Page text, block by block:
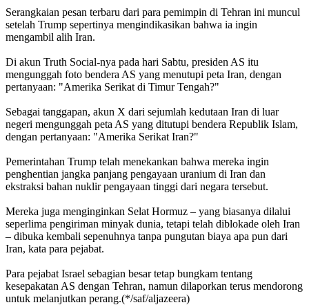
Serangkaian pesan terbaru dari para pemimpin di Tehran ini muncul
setelah Trump sepertinya mengindikasikan bahwa ia ingin
mengambil alih Iran.
Di akun Truth Social-nya pada hari Sabtu, presiden AS itu
mengunggah foto bendera AS yang menutupi peta Iran, dengan
pertanyaan: "Amerika Serikat di Timur Tengah?"
Sebagai tanggapan, akun X dari sejumlah kedutaan Iran di luar
negeri mengunggah peta AS yang ditutupi bendera Republik Islam,
dengan pertanyaan: "Amerika Serikat Iran?"
Pemerintahan Trump telah menekankan bahwa mereka ingin
penghentian jangka panjang pengayaan uranium di Iran dan
ekstraksi bahan nuklir pengayaan tinggi dari negara tersebut.
Mereka juga menginginkan Selat Hormuz – yang biasanya dilalui
seperlima pengiriman minyak dunia, tetapi telah diblokade oleh Iran
– dibuka kembali sepenuhnya tanpa pungutan biaya apa pun dari
Iran, kata para pejabat.
Para pejabat Israel sebagian besar tetap bungkam tentang
kesepakatan AS dengan Tehran, namun dilaporkan terus mendorong
untuk melanjutkan perang.(*/saf/aljazeera)